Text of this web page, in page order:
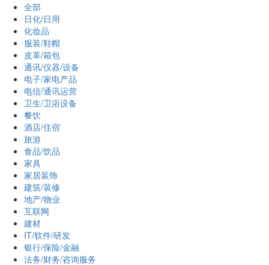
全部
日化/日用
化妆品
服装/鞋帽
皮革/箱包
通讯/仪器/设备
电子/家电产品
电信/通讯运营
卫生/卫浴设备
餐饮
酒店/住宿
旅游
食品/饮品
家具
家居装饰
建筑/装修
地产/物业
互联网
建材
IT/软件/研发
银行/保险/金融
法务/财务/咨询服务